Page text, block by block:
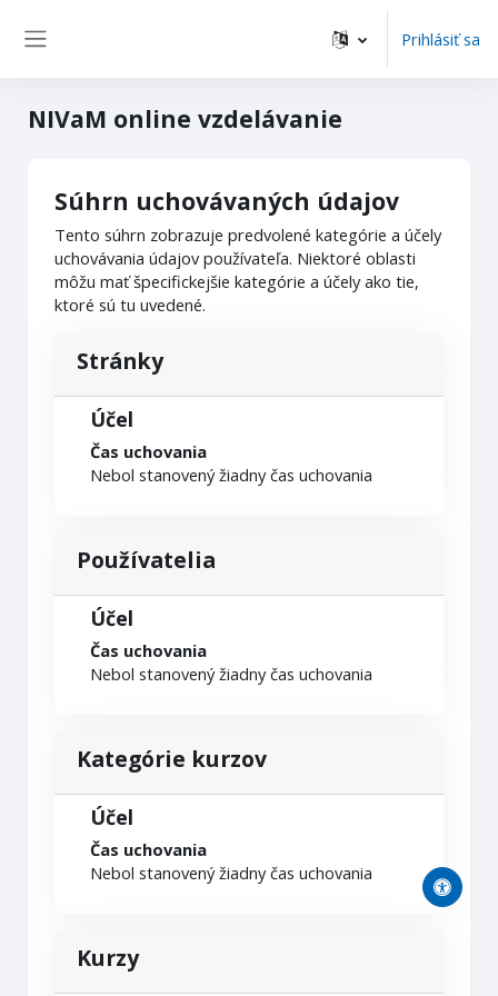
Prihlásiť sa
NIVaM online vzdelávanie
Súhrn uchovávaných údajov
Tento súhrn zobrazuje predvolené kategórie a účely
uchovávania údajov používateľa. Niektoré oblasti
môžu mať špecifickejšie kategórie a účely ako tie,
ktoré sú tu uvedené.
Stránky
Účel
Čas uchovania
Nebol stanovený žiadny čas uchovania
Používatelia
Účel
Čas uchovania
Nebol stanovený žiadny čas uchovania
Kategórie kurzov
Účel
Čas uchovania
Nebol stanovený žiadny čas uchovania
Kurzy